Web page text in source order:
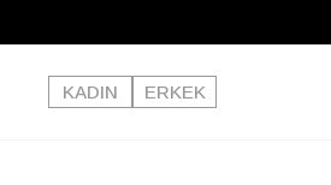
KADIN
ERKEK